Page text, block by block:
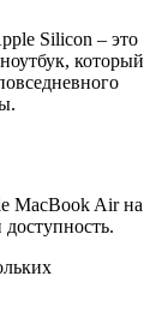
Silicon – это
который
MacBook Air на